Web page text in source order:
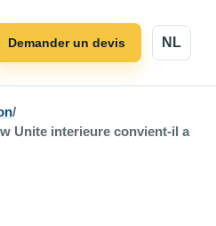
NL
Demander un devis
/
Unite interieure convient-il a